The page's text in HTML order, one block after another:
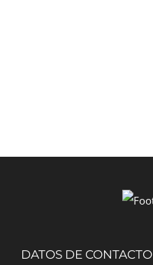
DATOS DE CONTACTO